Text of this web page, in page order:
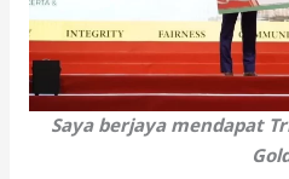
Saya berjaya mendapat